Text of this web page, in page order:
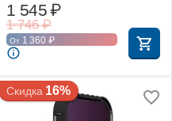
1 746 ₽
1 545₽
От 1 360 ₽
Скидка 16%